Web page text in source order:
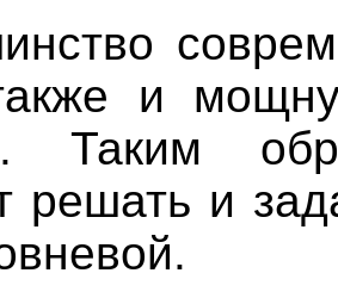
и
Таким
решать и